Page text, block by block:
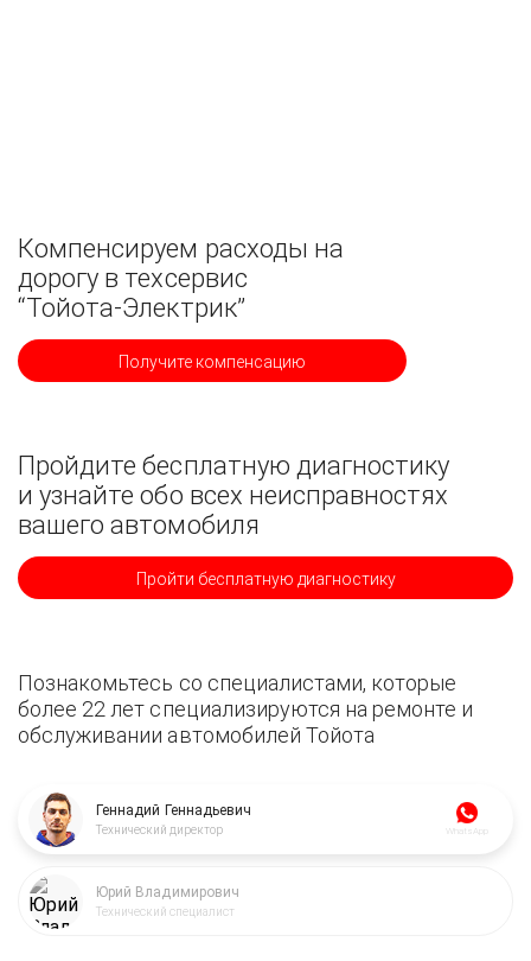
Компенсируем расходы на
дорогу в техсервис
“Тойота-Электрик”
Получите компенсацию
Пройдите бесплатную диагностику
и узнайте обо всех неисправностях
вашего автомобиля
Пройти бесплатную диагностику
Познакомьтесь со специалистами, которые
более 22 лет специализируются на ремонте и
обслуживании автомобилей Тойота
Геннадий Геннадьевич
Технический директор WhatsApp
Юрий Владимирович
Технический специалист